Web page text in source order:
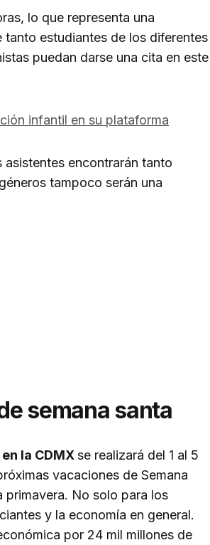
lo que representa una
estudiantes de los diferentes
puedan darse una cita en este
infantil en su plataforma
encontrarán tanto
tampoco serán una
semana santa
la CDMXse realizará del 1 al 5
vacaciones de Semana
primavera. No solo para los
y la economía en general.
por 24 mil millones de